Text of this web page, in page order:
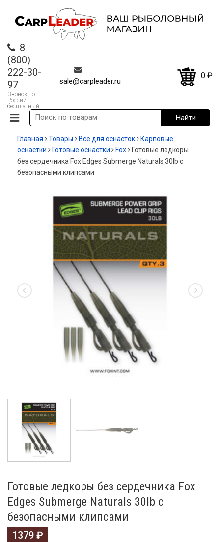
8
(800)
222-30-
97
Звонок по
России —
бесплатный
sale@carpleader.ru
0 ₽
Главная Товары Всё для оснасток
Карповые
оснастки
Готовые оснастки Fox
Готовые ледкоры
без сердечника Fox Edges Submerge Naturals 30lb с
безопасными клипсами
Готовые ледкоры без сердечника Fox
Edges Submerge Naturals 30lb с
безопасными клипсами
1379 ₽